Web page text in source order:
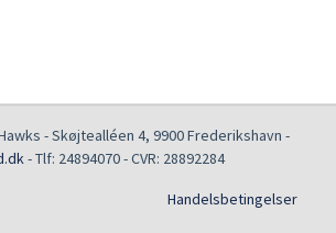
-Skøjtealléen 4, 9900Frederikshavn -
- Tlf: 24894070- CVR: 28892284
Handelsbetingelser